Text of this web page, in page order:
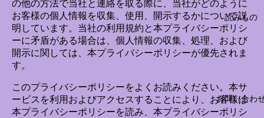
読みもの
お問い合わ
の他の方法で当社と連絡を取る際に、当社がどのように
お客様の個人情報を収集、使用、開示するかについて説
明しています。当社の利用規約と本プライバシーポリシ
ーに矛盾がある場合は、個人情報の収集、処理、および
開示に関しては、本プライバシーポリシーが優先されま
す。
このプライバシーポリシーをよくお読みください。本サ
ービスを利用およびアクセスすることにより、お客様は
本プライバシーポリシーを読み、本プライバシーポリシ